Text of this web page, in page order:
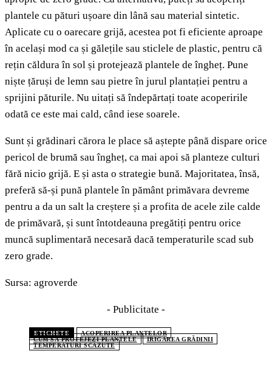
plantele cu pături ușoare din lână sau material sintetic.
Aplicate cu o oarecare grijă, acestea pot fi eficiente aproape
în același mod ca și gălețile sau sticlele de plastic, pentru că
rețin căldura în sol și protejează plantele de îngheț. Pune
niște țăruși de lemn sau pietre în jurul plantației pentru a
sprijini păturile. Nu uitați să îndepărtați toate acoperirile
odată ce este mai cald, când iese soarele.
Sunt și grădinari cărora le place să aștepte până dispare orice
pericol de brumă sau îngheț, ca mai apoi să planteze culturi
fără nicio grijă. E și asta o strategie bună. Majoritatea, însă,
preferă să-și pună plantele în pământ primăvara devreme
pentru a da un salt la creștere și a profita de acele zile calde
de primăvară, și sunt întotdeauna pregătiți pentru orice
muncă suplimentară necesară dacă temperaturile scad sub
zero grade.
Sursa: agroverde
- Publicitate -
ETICHETE
ACOPERIREA PLANTELOR
CUM SĂ PROTEJEZI PLANTELE
IRIGAREA GRĂDINII
TEMPERATURI SCĂZUTE